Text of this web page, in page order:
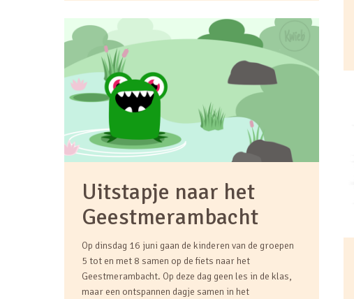
Uitstapje naar het
Geestmerambacht
Op dinsdag 16 juni gaan de kinderen van de groepen
5 tot en met 8 samen op de fiets naar het
Geestmerambacht. Op deze dag geen les in de klas,
maar een ontspannen dagje samen in het